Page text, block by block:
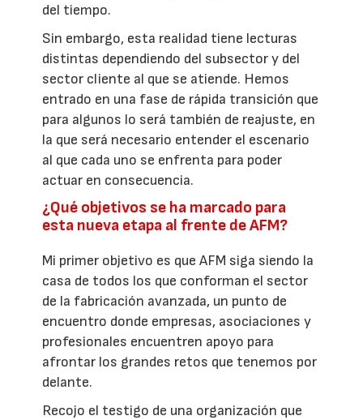
del tiempo.
Sin embargo, esta realidad tiene lecturas
distintas dependiendo del subsector y del
sector cliente al que se atiende. Hemos
entrado en una fase de rápida transición que
para algunos lo será también de reajuste, en
la que será necesario entender el escenario
al que cada uno se enfrenta para poder
actuar en consecuencia.
¿Qué objetivos se ha marcado para
esta nueva etapa al frente de AFM?
Mi primer objetivo es que AFM siga siendo la
casa de todos los que conforman el sector
de la fabricación avanzada, un punto de
encuentro donde empresas, asociaciones y
profesionales encuentren apoyo para
afrontar los grandes retos que tenemos por
delante.
Recojo el testigo de una organización que